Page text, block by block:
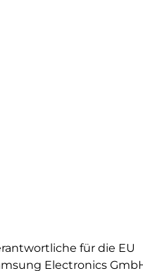
für die EU
Electronics